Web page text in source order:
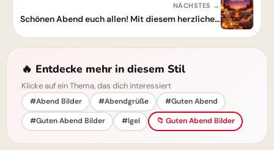
NÄCHSTES →
Schönen Abend euch allen! Mit diesem herzlichen Grußbild Wünsche verschicken
🔥 Entdecke mehr in diesem Stil
Klicke auf ein Thema, das dich interessiert
#Abend Bilder #Abendgrüße
#Guten Abend
#Guten Abend Bilder
#Igel 📁 Guten Abend Bilder